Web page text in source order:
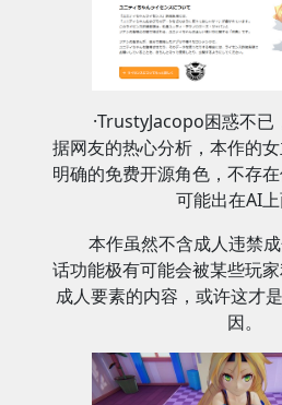
·TrustyJacopo困惑不
据网友的热心分析，本作的
明确的免费开源角色，不存
可能出在AI上
本作虽然不含成人违禁
话功能极有可能会被某些玩
成人要素的内容，或许这才
因。